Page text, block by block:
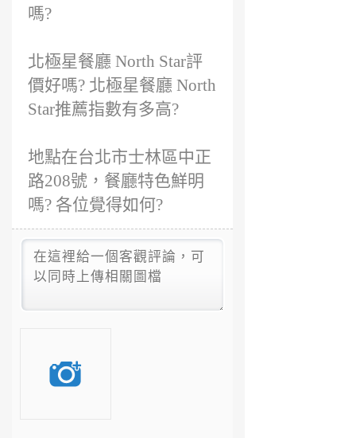
嗎?
北極星餐廳 North Star評
價好嗎? 北極星餐廳 North
Star推薦指數有多高?
地點在台北市士林區中正
路208號，餐廳特色鮮明
嗎? 各位覺得如何?